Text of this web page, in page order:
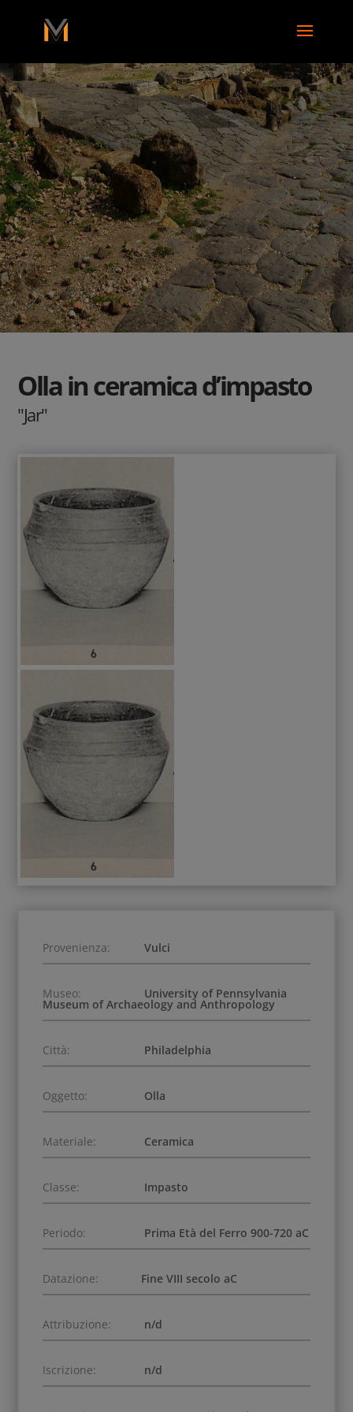
Olla in ceramica d’impasto
"Jar"
Provenienza: Vulci
Museo: University of Pennsylvania
Museum of Archaeology and Anthropology
Città: Philadelphia
Oggetto: Olla
Materiale: Ceramica
Classe: Impasto
Periodo: Prima Età del Ferro 900-720 aC
Datazione: Fine VIII secolo aC
Attribuzione: n/d
Iscrizione: n/d